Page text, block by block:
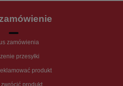
zamówienia
przesyłki
produkt
produkt